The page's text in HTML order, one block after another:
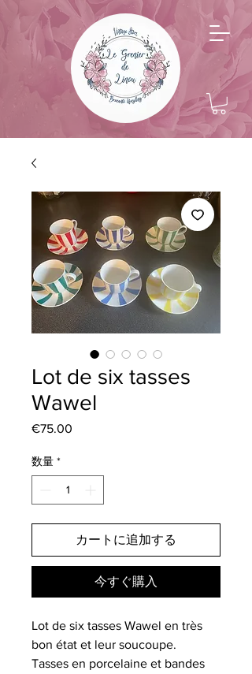
Lot de six tasses
Wawel
€75.00
数量 *
カートに追加する
今すぐ購入
Lot de six tasses Wawel en très
bon état et leur soucoupe.
Tasses en porcelaine et bandes